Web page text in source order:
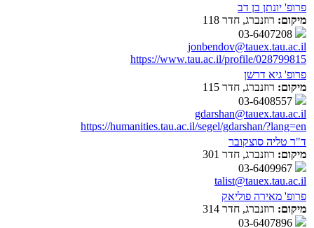
פרופ' יונתן בן דב
מיקום: רוזנברג, חדר 118
jonbendov@tauex.tau.ac.il
https://www.tau.ac.il/profile/028799815
פרופ' גיא דרשן
מיקום: רוזנברג, חדר 115
gdarshan@tauex.tau.ac.il
https://humanities.tau.ac.il/segel/gdarshan/?lang=en
ד"ר טליה סוצקובר
מיקום: רוזנברג, חדר 301
talist@tauex.tau.ac.il
פרופ' מאירה פוליאק
מיקום: רוזנברג, חדר 314